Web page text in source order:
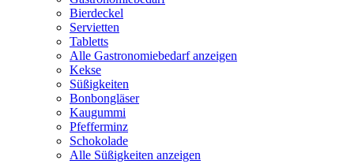
Bierdeckel
Servietten
Tabletts
Alle Gastronomiebedarf anzeigen
Kekse
Süßigkeiten
Bonbongläser
Kaugummi
Pfefferminz
Schokolade
Alle Süßigkeiten anzeigen